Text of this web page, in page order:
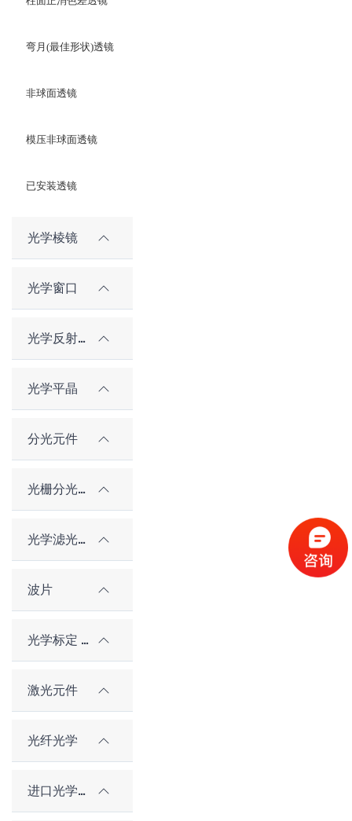
弯月(最佳形状)透镜
非球面透镜
模压非球面透镜
已安装透镜
光学棱镜
光学窗口
光学反射镜
光学平晶
分光元件
光栅分光元件
光学滤光片
波片
光学标定 / 对准元件
激光元件
光纤光学
进口光学元件